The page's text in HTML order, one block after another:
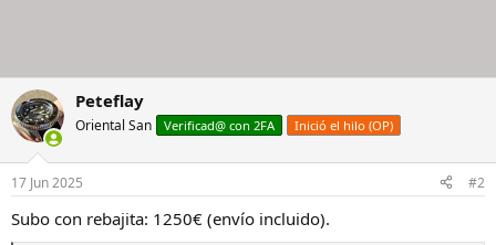
Peteflay
Oriental San Verificad@ con 2FA Inició el hilo (OP)
17 Jun 2025 #2
Subo con rebajita: 1250€ (envío incluido).